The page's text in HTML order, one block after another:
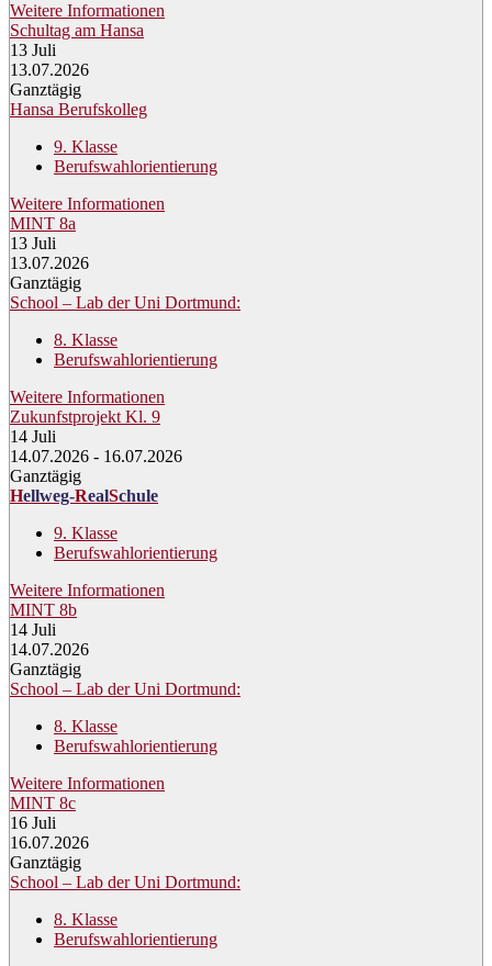
Weitere Informationen
Schultag am Hansa
13 Juli
13.07.2026
Ganztägig
Hansa Berufskolleg
9. Klasse
Berufswahlorientierung
Weitere Informationen
MINT 8a
13 Juli
13.07.2026
Ganztägig
School – Lab der Uni Dortmund:
8. Klasse
Berufswahlorientierung
Weitere Informationen
Zukunfstprojekt Kl. 9
14 Juli
14.07.2026 - 16.07.2026
Ganztägig
Hellweg-RealSchule
9. Klasse
Berufswahlorientierung
Weitere Informationen
MINT 8b
14 Juli
14.07.2026
Ganztägig
School – Lab der Uni Dortmund:
8. Klasse
Berufswahlorientierung
Weitere Informationen
MINT 8c
16 Juli
16.07.2026
Ganztägig
School – Lab der Uni Dortmund:
8. Klasse
Berufswahlorientierung